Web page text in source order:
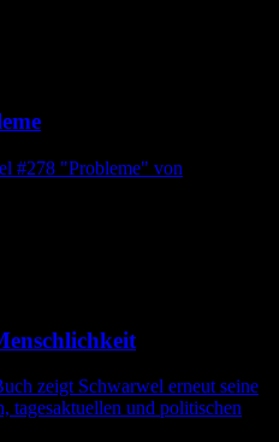
#278 "Probleme" von
zeigt Schwarwel erneut seine
tagesaktuellen und politischen